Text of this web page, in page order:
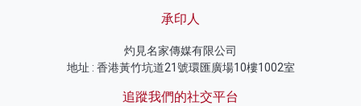
承印人
灼見名家傳媒有限公司
地址 : 香港黃竹坑道21號環匯廣場10樓1002室
追蹤我們的社交平台